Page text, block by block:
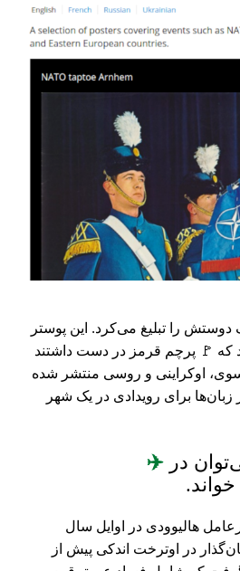
را تبلیغ می‌کرد. این پوستر
که 🚩 پرچم قرمز در دست داشتند
اوکراینی و روسی منتشر شده
برای رویدادی در یک شهر
در ✈️
خواند.
هالیوودی در اوایل سال
در اوترخت اندکی پیش از